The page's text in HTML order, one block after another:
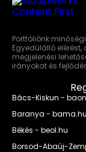
Portfóliónk
Egyedülálló
megjelenési
irányokat és
Bács-Kiskun -
Baranya - bama.hu
Békés - beol.hu
Borsod-Abaúj-